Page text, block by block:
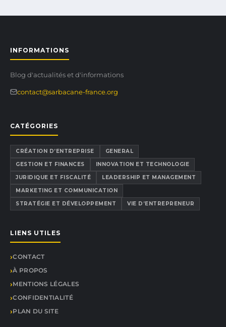
INFORMATIONS
Blog d'actualités et d'informations
contact@sarbacane-france.org
CATÉGORIES
CRÉATION D’ENTREPRISE
GENERAL
GESTION ET FINANCES
INNOVATION ET TECHNOLOGIE
JURIDIQUE ET FISCALITÉ
LEADERSHIP ET MANAGEMENT
MARKETING ET COMMUNICATION
STRATÉGIE ET DÉVELOPPEMENT
VIE D’ENTREPRENEUR
LIENS UTILES
CONTACT
À PROPOS
MENTIONS LÉGALES
CONFIDENTIALITÉ
PLAN DU SITE